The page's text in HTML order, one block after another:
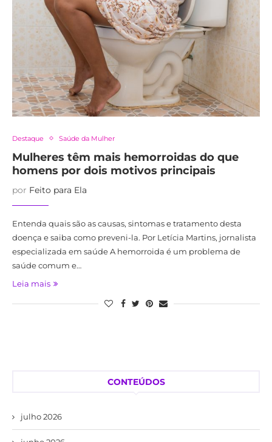
Destaque Saúde da Mulher
Mulheres têm mais hemorroidas do que
homens por dois motivos principais
por Feito para Ela
Entenda quais são as causas, sintomas e tratamento desta
doença e saiba como preveni-la. Por Letícia Martins, jornalista
especializada em saúde A hemorroida é um problema de
saúde comum e…
Leia mais
CONTEÚDOS
julho 2026